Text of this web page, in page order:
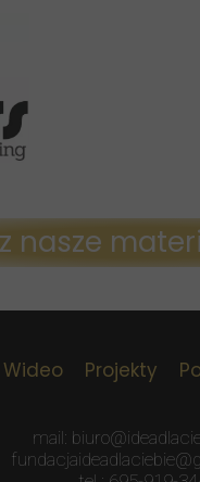
nasze
Wideo Projekty
mail: